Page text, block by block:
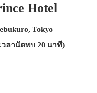
Hotel
Tokyo
วลานัดพบ 20 นาที)